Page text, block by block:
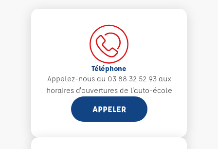
Téléphone
Appelez-nous au 03 88 32 52 93 aux
horaires d'ouvertures de l'auto-école
APPELER